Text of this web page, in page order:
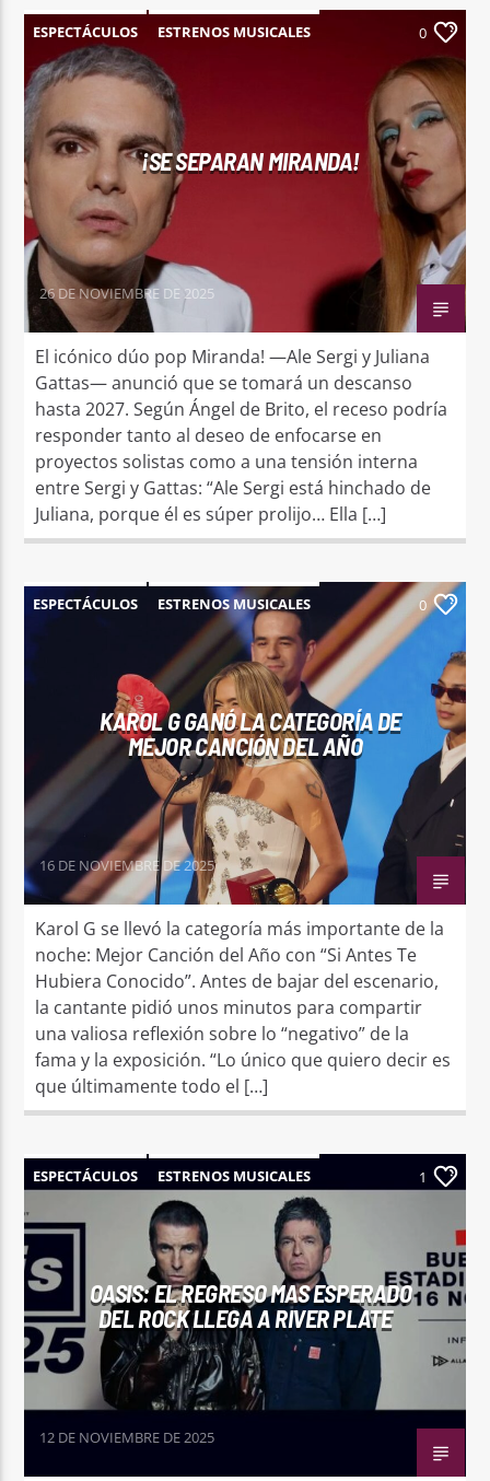
ESPECTÁCULOS
ESTRENOS MUSICALES
NOTICIAS
0
¡SE SEPARAN MIRANDA!
26 DE NOVIEMBRE DE 2025
El icónico dúo pop Miranda! —Ale Sergi y Juliana
Gattas— anunció que se tomará un descanso
hasta 2027. Según Ángel de Brito, el receso podría
responder tanto al deseo de enfocarse en
proyectos solistas como a una tensión interna
entre Sergi y Gattas: “Ale Sergi está hinchado de
Juliana, porque él es súper prolijo… Ella […]
ESPECTÁCULOS
ESTRENOS MUSICALES
0
KAROL G GANÓ LA CATEGORÍA DE
MEJOR CANCIÓN DEL AÑO
16 DE NOVIEMBRE DE 2025
Karol G se llevó la categoría más importante de la
noche: Mejor Canción del Año con “Si Antes Te
Hubiera Conocido”. Antes de bajar del escenario,
la cantante pidió unos minutos para compartir
una valiosa reflexión sobre lo “negativo” de la
fama y la exposición. “Lo único que quiero decir es
que últimamente todo el […]
ESPECTÁCULOS
ESTRENOS MUSICALES
1
OASIS: EL REGRESO MAS ESPERADO
DEL ROCK LLEGA A RIVER PLATE
12 DE NOVIEMBRE DE 2025